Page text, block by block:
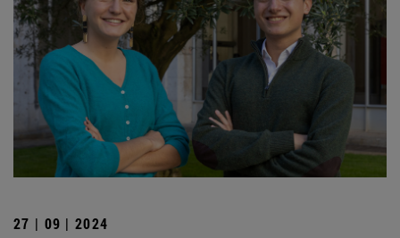
27 | 09 | 2024